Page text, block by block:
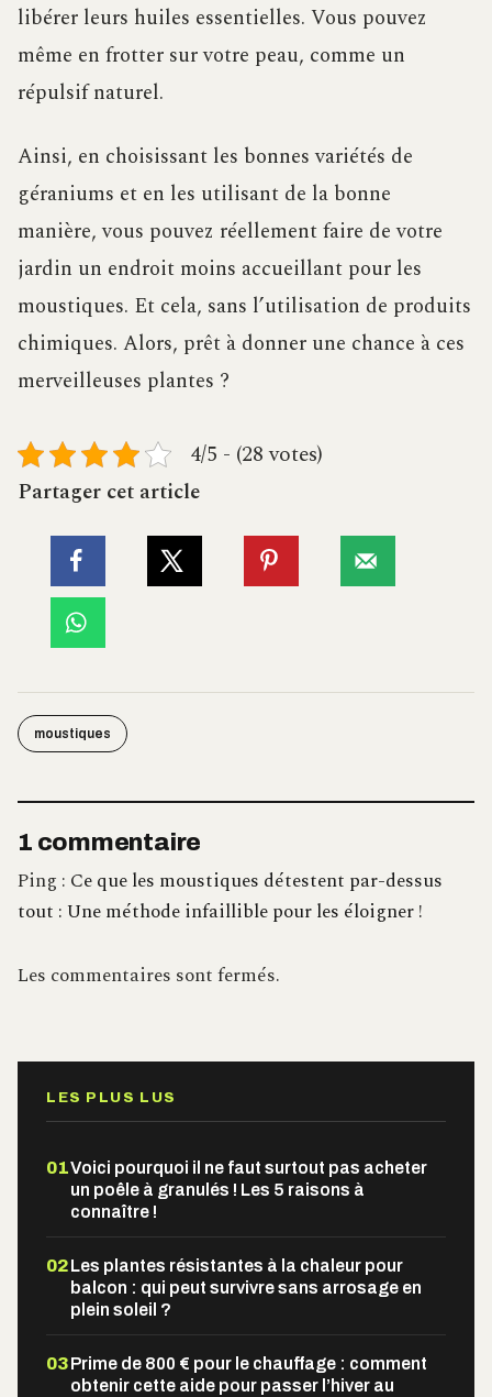
libérer leurs huiles essentielles. Vous pouvez
même en frotter sur votre peau, comme un
répulsif naturel.
Ainsi, en choisissant les bonnes variétés de
géraniums et en les utilisant de la bonne
manière, vous pouvez réellement faire de votre
jardin un endroit moins accueillant pour les
moustiques. Et cela, sans l’utilisation de produits
chimiques. Alors, prêt à donner une chance à ces
merveilleuses plantes ?
4/5 - (28 votes)
Partager cet article
moustiques
1 commentaire
Ping : Ce que les moustiques détestent par-dessus
tout : Une méthode infaillible pour les éloigner !
Les commentaires sont fermés.
LES PLUS LUS
01Voici pourquoi il ne faut surtout pas acheter
un poêle à granulés ! Les 5 raisons à
connaître !
02Les plantes résistantes à la chaleur pour
balcon : qui peut survivre sans arrosage en
plein soleil ?
03Prime de 800 € pour le chauffage : comment
obtenir cette aide pour passer l’hiver au